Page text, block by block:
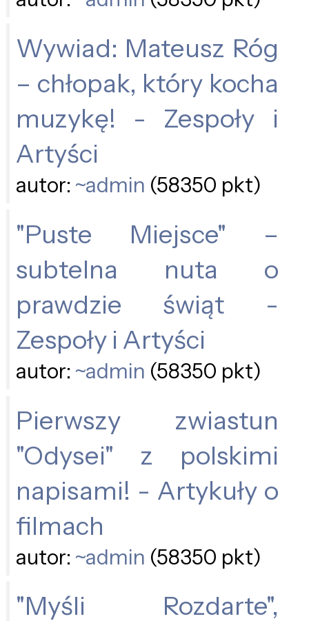
Wywiad: Mateusz Róg
– chłopak, który kocha
muzykę! - Zespoły i
Artyści
autor: ~admin (58350 pkt)
"Puste Miejsce" –
subtelna nuta o
prawdzie świąt -
Zespoły i Artyści
autor: ~admin (58350 pkt)
Pierwszy zwiastun
"Odysei" z polskimi
napisami! - Artykuły o
filmach
autor: ~admin (58350 pkt)
"Myśli Rozdarte",